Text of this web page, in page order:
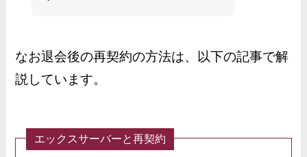
なお退会後の再契約の方法は、以下の記事で解
説しています。
エックスサーバーと再契約